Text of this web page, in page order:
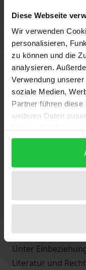
Diese Webseite
Wir verwenden
personalisieren,
zu können und die
analysieren.
Verwendung
soziale Medien,
Partner führen
weiteren Daten
gesammelt haben.
Hinweise zu
Beschreibung
Kann und darf es
geben? Die
Forschungsarbeit
erforschte
gegenüber der
identifiziert und
untersucht: Stellt
Unabhängigkeit
Unter
Literatur und